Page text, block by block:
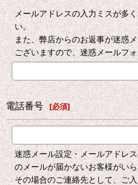
メールアドレスの入力ミスが多
い。
また、弊店からのお返事が迷惑
ございますので、迷惑メールフ
電話番号 [必須]
迷惑メール設定・メールアドレ
のメールが届かないお客様がい
その場合のご連絡先として、ご